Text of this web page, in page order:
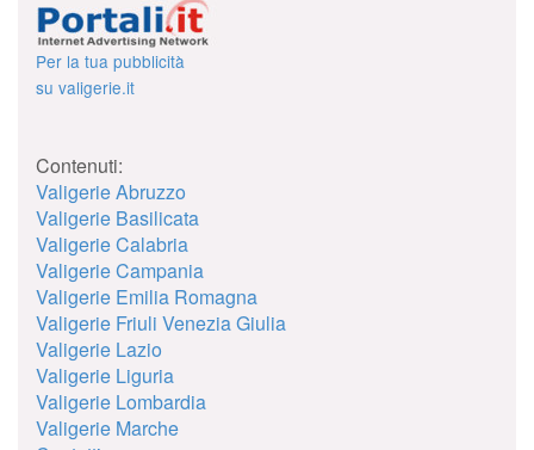
Per la tua pubblicità
su valigerie.it
Contenuti:
Valigerie Abruzzo
Valigerie Basilicata
Valigerie Calabria
Valigerie Campania
Valigerie Emilia Romagna
Valigerie Friuli Venezia Giulia
Valigerie Lazio
Valigerie Liguria
Valigerie Lombardia
Valigerie Marche